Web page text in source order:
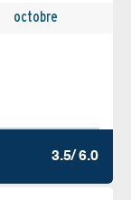
octobre
3.5/ 6.0